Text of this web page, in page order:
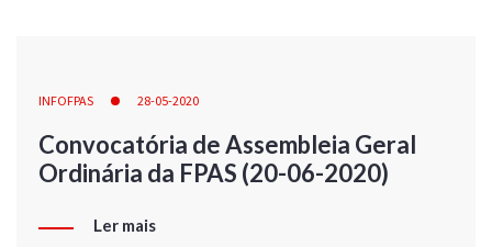
INFOFPAS 28-05-2020
Convocatória de Assembleia Geral
Ordinária da FPAS (20-06-2020)
Ler mais